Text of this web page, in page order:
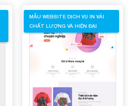
MẪU WEBSITE DỊCH VỤ IN VẢI
CHẤT LƯỢNG VÀ HIỆN ĐẠI